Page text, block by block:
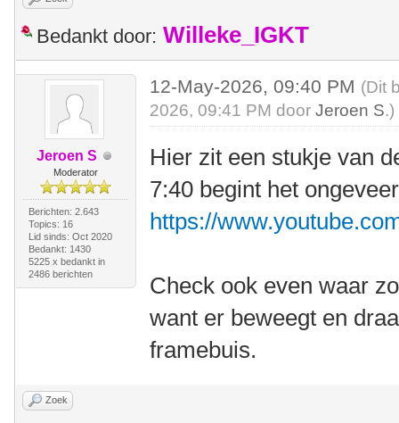
Bedankt door: Willeke_IGKT
Jeroen S
Moderator
Berichten: 2.643
Topics: 16
Lid sinds: Oct 2020
Bedankt: 1430
5225 x bedankt in
2486 berichten
12-May-2026, 09:40 PM (Dit
2026, 09:41 PM doorJeroen S.)
Hier zit een stukje van
7:40 begint het
https://
Check ook even waar
want er beweegt en
framebuis.
Zoek